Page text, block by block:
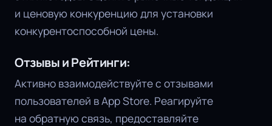
и ценовую конкуренцию для установки
конкурентоспособной цены.
Отзывы и Рейтинги:
Активно взаимодействуйте с отзывами
пользователей в App Store. Реагируйте
на обратную связь, предоставляйте